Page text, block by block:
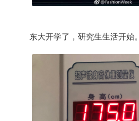
东大开学了，研究生生活开始。